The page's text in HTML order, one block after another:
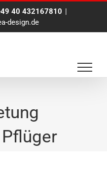
40 432167810 |
design.de
für die